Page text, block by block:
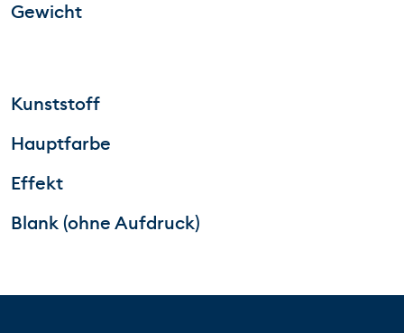
Gewicht
Kunststoff
Hauptfarbe
Effekt
Blank (ohne Aufdruck)